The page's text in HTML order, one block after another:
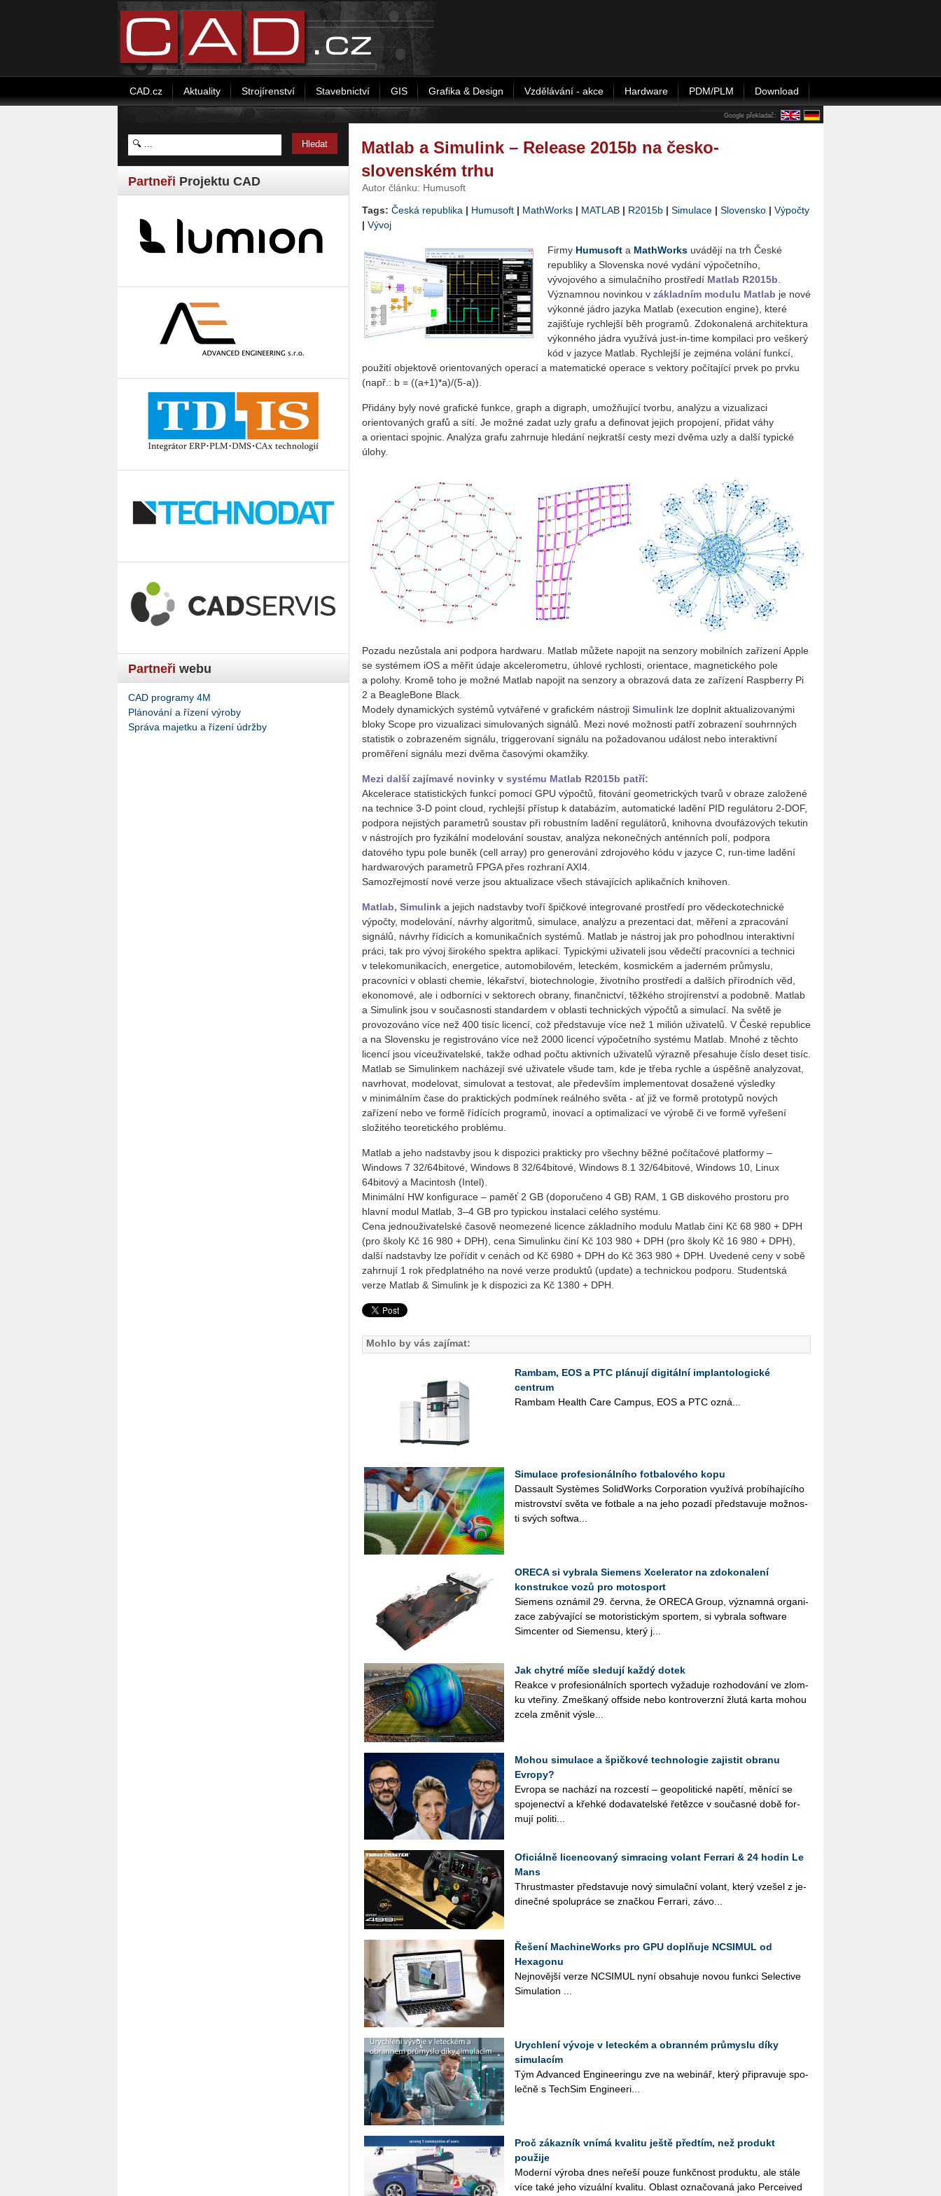
CAD.cz Aktuality Strojírenství Stavebnictví GIS Grafika & Design Vzdělávání - akce Hardware PDM/PLM Download
Google překladač:
Partneři Projektu CAD
Partneři webu
CAD programy 4M
Plánování a řízení výroby
Správa majetku a řízení údržby
Matlab a Simulink – Release 2015b na česko-
slovenském trhu
Autor článku: Humusoft
Tags: Česká republika | Humusoft | MathWorks | MATLAB | R2015b | Simulace | Slovensko | Výpočty
| Vývoj
Firmy Humusoft a MathWorks uvádějí na trh České
republiky a Slovenska nové vydání výpočetního,
vývojového a simulačního prostředí Matlab R2015b
Významnou novinkou v základním modulu Matlab je nové
výkonné jádro jazyka Matlab (execution engine), které
zajišťuje rychlejší běh programů. Zdokonalená architektura
výkonného jádra využívá just-in-time kompilaci pro veškerý
kód v jazyce Matlab. Rychlejší je zejména volání funkcí,
použití objektově orientovaných operací a matematické operace s vektory počítající prvek po prvku
(např.: b = ((a+1)*a)/(5-a)).
Přidány byly nové grafické funkce, graph a digraph, umožňující tvorbu, analýzu a vizualizaci
orientovaných grafů a sítí. Je možné zadat uzly grafu a definovat jejich propojení, přidat váhy
a orientaci spojnic. Analýza grafu zahrnuje hledání nejkratší cesty mezi dvěma uzly a další typické
úlohy.
Pozadu nezůstala ani podpora hardwaru. Matlab můžete napojit na senzory mobilních zařízení Apple
se systémem iOS a měřit údaje akcelerometru, úhlové rychlosti, orientace, magnetického pole
a polohy. Kromě toho je možné Matlab napojit na senzory a obrazová data ze zařízení Raspberry Pi
2 a BeagleBone Black.
Modely dynamických systémů vytvářené v grafickém nástroji Simulink lze doplnit aktualizovanými
bloky Scope pro vizualizaci simulovaných signálů. Mezi nové možnosti patří zobrazení souhrnných
statistik o zobrazeném signálu, triggerovaní signálu na požadovanou událost nebo interaktivní
proměření signálu mezi dvěma časovými okamžiky.
Mezi další zajímavé novinky v systému Matlab R2015b patří:
Akcelerace statistických funkcí pomocí GPU výpočtů, fitování geometrických tvarů v obraze založené
na technice 3-D point cloud, rychlejší přístup k databázím, automatické ladění PID regulátoru 2-DOF,
podpora nejistých parametrů soustav při robustním ladění regulátorů, knihovna dvoufázových tekutin
v nástrojích pro fyzikální modelování soustav, analýza nekonečných anténních polí, podpora
datového typu pole buněk (cell array) pro generování zdrojového kódu v jazyce C, run-time ladění
hardwarových parametrů FPGA přes rozhraní AXI4.
Samozřejmostí nové verze jsou aktualizace všech stávajících aplikačních knihoven.
Matlab, Simulink a jejich nadstavby tvoří špičkové integrované prostředí pro vědeckotechnické
výpočty, modelování, návrhy algoritmů, simulace, analýzu a prezentaci dat, měření a zpracování
signálů, návrhy řídicích a komunikačních systémů. Matlab je nástroj jak pro pohodlnou interaktivní
práci, tak pro vývoj širokého spektra aplikací. Typickými uživateli jsou vědečtí pracovníci a technici
v telekomunikacích, energetice, automobilovém, leteckém, kosmickém a jaderném průmyslu,
pracovníci v oblasti chemie, lékařství, biotechnologie, životního prostředí a dalších přírodních věd,
ekonomové, ale i odborníci v sektorech obrany, finančnictví, těžkého strojírenství a podobně. Matlab
a Simulink jsou v současnosti standardem v oblasti technických výpočtů a simulací. Na světě je
provozováno více než 400 tisíc licencí, což představuje více než 1 milión uživatelů. V České republice
a na Slovensku je registrováno více než 2000 licencí výpočetního systému Matlab. Mnohé z těchto
licencí jsou víceuživatelské, takže odhad počtu aktivních uživatelů výrazně přesahuje číslo deset tisíc.
Matlab se Simulinkem nacházejí své uživatele všude tam, kde je třeba rychle a úspěšně analyzovat,
navrhovat, modelovat, simulovat a testovat, ale především implementovat dosažené výsledky
v minimálním čase do praktických podmínek reálného světa - ať již ve formě prototypů nových
zařízení nebo ve formě řídících programů, inovací a optimalizací ve výrobě či ve formě vyřešení
složitého teoretického problému.
Matlab a jeho nadstavby jsou k dispozici prakticky pro všechny běžné počítačové platformy –
Windows 7 32/64bitové, Windows 8 32/64bitové, Windows 8.1 32/64bitové, Windows 10, Linux
64bitový a Macintosh (Intel).
Minimální HW konfigurace – paměť 2 GB (doporučeno 4 GB) RAM, 1 GB diskového prostoru pro
hlavní modul Matlab, 3–4 GB pro typickou instalaci celého systému.
Cena jednouživatelské časově neomezené licence základního modulu Matlab činí Kč 68 980 + DPH
(pro školy Kč 16 980 + DPH), cena Simulinku činí Kč 103 980 + DPH (pro školy Kč 16 980 + DPH),
další nadstavby lze pořídit v cenách od Kč 6980 + DPH do Kč 363 980 + DPH. Uvedené ceny v sobě
zahrnují 1 rok předplatného na nové verze produktů (update) a technickou podporu. Studentská
verze Matlab & Simulink je k dispozici za Kč 1380 + DPH.
Mohlo by vás zajímat:
Rambam, EOS a PTC plánují digitální implantologické
centrum
Rambam Health Care Campus, EOS a PTC ozná­...
Simulace profesionálního fotbalového kopu
Das­sault Sys­tè­mes So­lid­Works Cor­po­rati­on vy­u­ží­vá pro­bí­ha­jí­cí­ho
mi­s­trov­ství světa ve fot­ba­le a na jeho po­za­dí před­sta­vu­je mož­nos­
ti svých soft­wa­...
ORECA si vybrala Siemens Xcelerator na zdokonalení
konstrukce vozů pro motosport
Sie­mens ozná­mil 29. červ­na, že ORE­CA Group, vý­znam­ná or­ga­ni­
za­ce za­bý­va­jí­cí se mo­to­ris­tic­kým spor­tem, si vy­bra­la soft­ware
Sim­cen­ter od Sie­men­su, který j...
Jak chytré míče sledují každý dotek
Re­ak­ce v pro­fe­si­o­nál­ních spor­tech vy­ža­du­je roz­ho­do­vá­ní ve zlom­
ku vte­ři­ny. Zmeš­ka­ný off­si­de nebo kon­tro­verz­ní žlutá karta mohou
zcela změ­nit vý­sle...
Mohou simulace a špičkové technologie zajistit obranu
Evropy?
Ev­ro­pa se na­chá­zí na roz­ces­tí – ge­o­po­li­tic­ké na­pě­tí, mě­ní­cí se
spo­je­nec­tví a křeh­ké do­da­va­tel­ské ře­těz­ce v sou­čas­né době for­
mu­jí po­li­ti­...
Oficiálně licencovaný simracing volant Ferrari & 24 hodin Le
Mans
Thrust­mas­ter před­sta­vu­je nový si­mu­lač­ní vo­lant, který vze­šel z je­
di­neč­né spo­lu­prá­ce se znač­kou Ferra­ri, zá­vo­...
Řešení MachineWorks pro GPU doplňuje NCSIMUL od
Hexagonu
Nej­no­věj­ší verze NC­SI­MUL nyní ob­sa­hu­je novou funk­ci Se­lecti­ve
Si­mu­lati­on ...
Urychlení vývoje v leteckém a obranném průmyslu díky
simulacím
Tým Advan­ced En­gi­nee­rin­gu zve na webi­nář, který při­pra­vu­je spo­
leč­ně s Tech­Si­m Engineeri...
Proč zákazník vnímá kvalitu ještě předtím, než produkt
použije
Mo­der­ní vý­ro­ba dnes ne­ře­ší pouze funkč­nost pro­duk­tu, ale stále
více také jeho vi­zu­ál­ní kva­li­tu. Ob­last ozna­čo­va­ná jako Per­ce­i­ved